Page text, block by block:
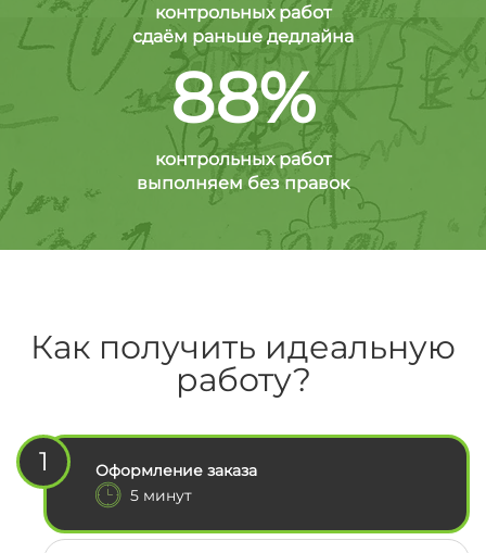
контрольных работ
сдаём раньше дедлайна
88%
контрольных работ
выполняем без правок
Как получить идеальную
работу?
1
Оформление заказа
5 минут